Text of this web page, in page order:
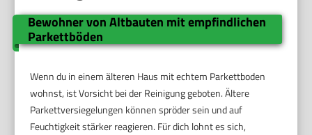
Bewohner von Altbauten mit empfindlichen
Parkettböden
Wenn du in einem älteren Haus mit echtem Parkettboden
wohnst, ist Vorsicht bei der Reinigung geboten. Ältere
Parkettversiegelungen können spröder sein und auf
Feuchtigkeit stärker reagieren. Für dich lohnt es sich,